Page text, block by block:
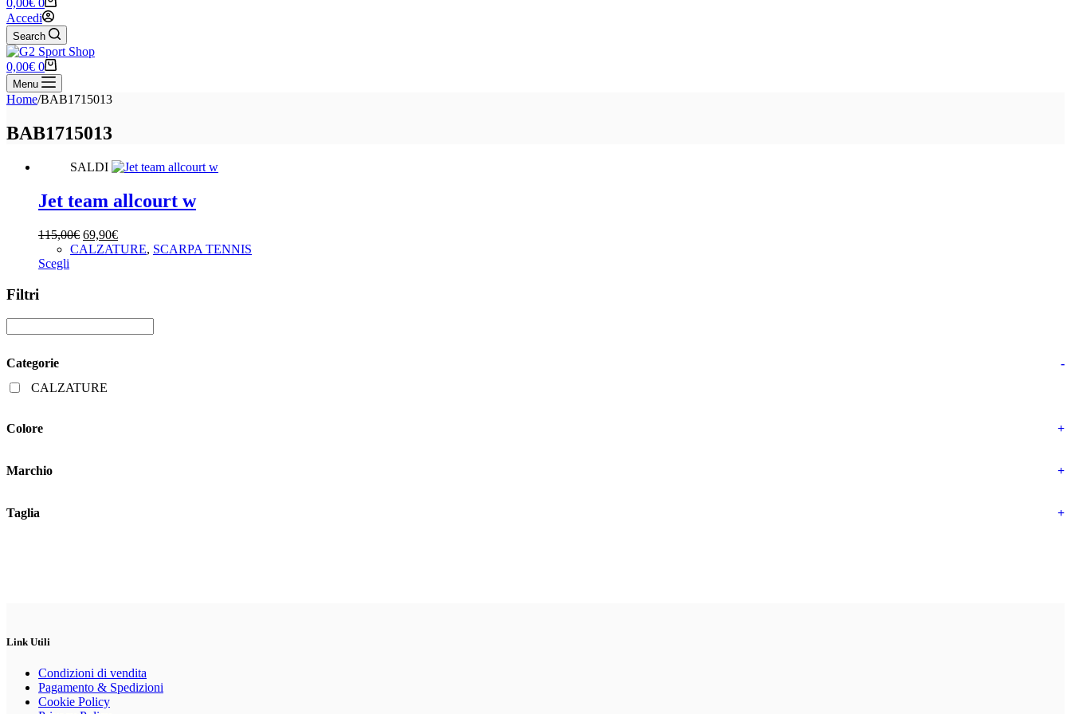
0,00€ 0
Accedi
Search
Carrello
0,00€ 0
Menu
Home/BAB1715013
BAB1715013
SALDI
Jet team allcourt w
115,00€ Il
prezzo
69,90€Il
prezzo
CALZATURE, SCARPA TENNIS
Scegli
varianti.
Le
scelte
Filtri
Categorie
-
CALZATURE
Colore +
Marchio +
Taglia +
Link Utili
Condizioni di vendita
Pagamento & Spedizioni
Cookie Policy